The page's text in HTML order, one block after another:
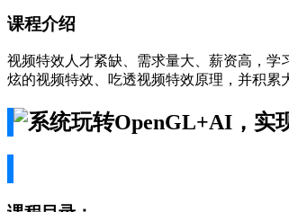
课程介绍
视频特效人才紧缺、需求量大、薪资高，学
炫的视频特效、吃透视频特效原理，并积累